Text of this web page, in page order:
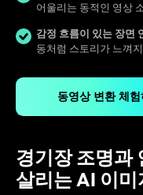
어울리는 동적인 영상
감정 흐름이 있는 장면
동처럼 스토리가 느껴
동영상 변환 체험
경기장 조명과
살리는 AI 이미